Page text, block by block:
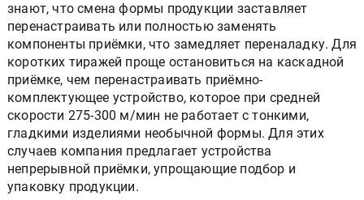
знают, что смена формы продукции заставляет
перенастраивать или полностью заменять
компоненты приёмки, что замедляет переналадку. Для
коротких тиражей проще остановиться на каскадной
приёмке, чем перенастраивать приёмно-
комплектующее устройство, которое при средней
скорости 275-300 м/мин не работает с тонкими,
гладкими изделиями необычной формы. Для этих
случаев компания предлагает устройства
непрерывной приёмки, упрощающие подбор и
упаковку продукции.